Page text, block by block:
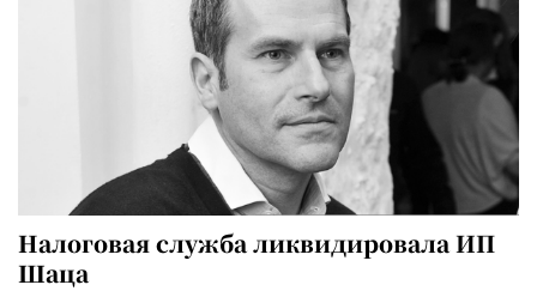
Налоговая служба ликвидировала ИП
Шаца